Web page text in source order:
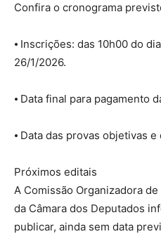
Confira o cronograma
⦁ Inscrições: das 10h00 do
26/1/2026.
⦁ Data final para pagamento
⦁ Data das provas objetivas
Próximos editais
A Comissão Organizadora
da Câmara dos Deputados
publicar, ainda sem data